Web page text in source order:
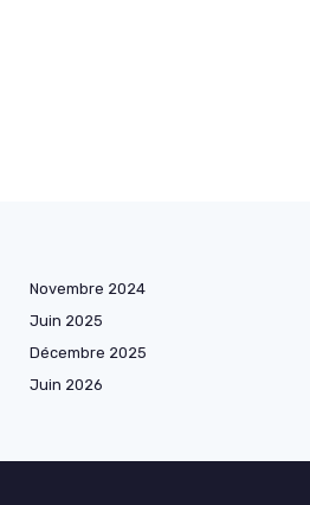
Novembre 2024
Juin 2025
Décembre 2025
Juin 2026